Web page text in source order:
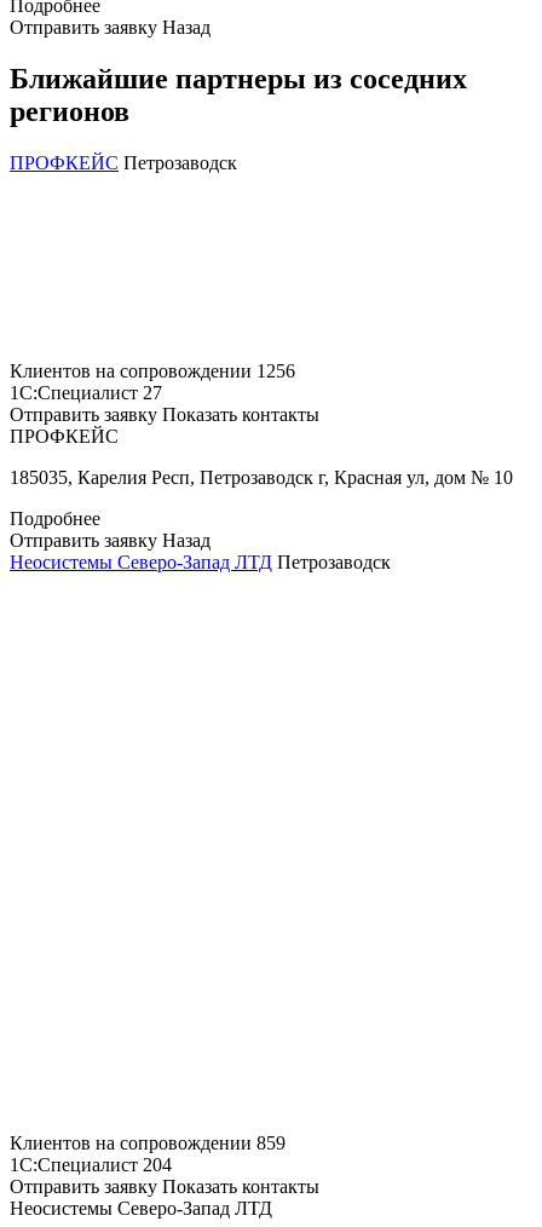
Подробнее
Отправить заявку Назад
Ближайшие партнеры из соседних
регионов
ПРОФКЕЙС Петрозаводск
Клиентов на сопровождении 1256
1С:Специалист 27
Отправить заявку Показать контакты
ПРОФКЕЙС
185035, Карелия Респ, Петрозаводск г, Красная ул, дом № 10
Подробнее
Отправить заявку Назад
Неосистемы Северо-Запад ЛТД Петрозаводск
Клиентов на сопровождении 859
1С:Специалист 204
Отправить заявку Показать контакты
Неосистемы Северо-Запад ЛТД